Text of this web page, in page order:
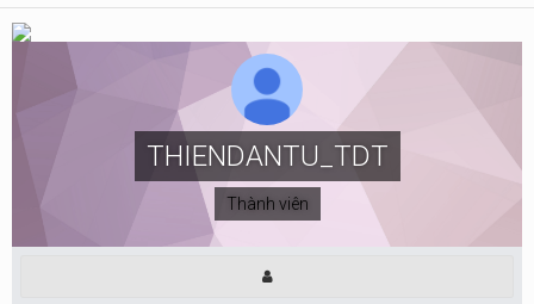
THIENDANTU_TDT
Thành viên